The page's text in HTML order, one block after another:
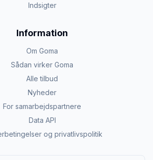
Indsigter
Information
Om Goma
Sådan virker Goma
Alle tilbud
Nyheder
For samarbejdspartnere
Data API
og privatlivspolitik